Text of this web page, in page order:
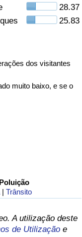
28.37
25.83
dos visitantes
muito baixo, e se o
Poluição
|Trânsito
A utilização deste
de Utilização e